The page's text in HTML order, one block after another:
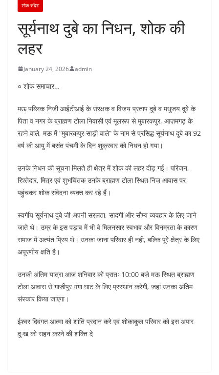
शोक संदेश
सूर्यनाथ दुबे का निधन, शोक की
लहर
January 24, 2026 admin
० शोक समाचार…
मऊ पब्लिक निजी आईटीआई के संरक्षक व विजय प्रताप दुबे व मधुजय दुबे के
पिता व नगर के ब्राह्मण टोला निवासी एवं मूलरूप से मुबारकपुर, आज़मगढ़ के
रहने वाले, मऊ में “मुबारकपुर साड़ी वाले” के नाम से प्रसिद्ध सूर्यनाथ दुबे का 92
वर्ष की आयु में बसंत पंचमी के दिन शुक्रवार को निधन हो गया।
उनके निधन की सूचना मिलते ही क्षेत्र में शोक की लहर दौड़ गई। परिजन,
रिश्तेदार, मित्र एवं शुभचिंतक उनके ब्राह्मण टोला स्थित निज आवास पर
पहुंचकर शोक संवेदना व्यक्त कर रहे हैं।
स्वर्गीय सूर्यनाथ दुबे जी अपनी सरलता, सादगी और सौम्य व्यवहार के लिए जाने
जाते थे। उम्र के इस पड़ाव में भी वे मिलनसार स्वभाव और विनम्रता के कारण
समाज में अत्यंत प्रिय थे। उनका जाना परिवार ही नहीं, बल्कि पूरे क्षेत्र के लिए
अपूरणीय क्षति है।
उनकी अंतिम यात्रा आज शनिवार को प्रातः 10:00 बजे मऊ स्थित ब्राह्मण
टोला आवास से गाजीपुर गंगा घाट के लिए प्रस्थान करेगी, जहां उनका अंतिम
संस्कार किया जाएगा।
ईश्वर दिवंगत आत्मा को शांति प्रदान करे एवं शोकाकुल परिवार को इस अपार
दुःख को सहन करने की शक्ति दे